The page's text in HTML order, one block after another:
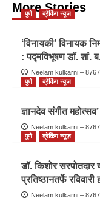
More Stories
पुणे ब्रेकिंग न्यूज़
‘विनायकी’ विनायक
: पद्मविभूषण डॉ. शां.
Neelam kulkarni –
पुणे
ब्रेकिंग न्यूज़
ज्ञानदेव संगीत महोत्सव’
Neelam kulkarni –
पुणे
ब्रेकिंग न्यूज़
डॉ. किशोर
प्रतिष्ठानतर्फे रविवारी
Neelam kulkarni –